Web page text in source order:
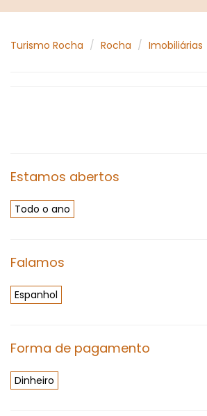
Turismo Rocha Rocha Imobiliárias
Estamos abertos
Todo o ano
Falamos
Espanhol
Forma de pagamento
Dinheiro